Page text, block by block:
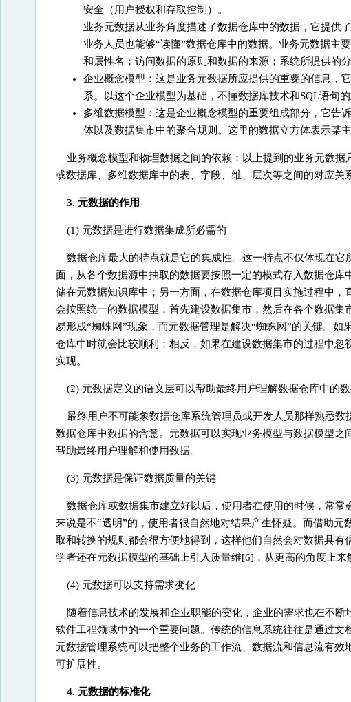
安全（用户授权和存取控制）。
业务元数据从业务角度描述了数据仓库中的数据，它提供
业务人员也能够“读懂”数据仓库中的数据。业务元数据主
和属性名；访问数据的原则和数据的来源；系统所提供的
企业概念模型：这是业务元数据所应提供的重要的信息，
系。以这个企业模型为基础，不懂数据库技术和SQL语句
多维数据模型：这是企业概念模型的重要组成部分，它告
体以及数据集市中的聚合规则。这里的数据立方体表示某
业务概念模型和物理数据之间的依赖：以上提到的业务元数
或数据库、多维数据库中的表、字段、维、层次等之间的对应关
3. 元数据的作用
(1) 元数据是进行数据集成所必需的
数据仓库最大的特点就是它的集成性。这一特点不仅体现在
面，从各个数据源中抽取的数据要按照一定的模式存入数据仓
储在元数据知识库中；另一方面，在数据仓库项目实施过程中
会按照统一的数据模型，首先建设数据集市，然后在各个数据
易形成“蜘蛛网”现象，而元数据管理是解决“蜘蛛网”的关键。
仓库中时就会比较顺利；相反，如果在建设数据集市的过程中
实现。
(2) 元数据定义的语义层可以帮助最终用户理解数据仓库中的
最终用户不可能象数据仓库系统管理员或开发人员那样熟悉
数据仓库中数据的含意。元数据可以实现业务模型与数据模型
帮助最终用户理解和使用数据。
(3) 元数据是保证数据质量的关键
数据仓库或数据集市建立好以后，使用者在使用的时候，常
来说是不“透明”的，使用者很自然地对结果产生怀疑。而借助
取和转换的规则都会很方便地得到，这样他们自然会对数据具
学者还在元数据模型的基础上引入质量维[6]，从更高的角度上来
(4) 元数据可以支持需求变化
随着信息技术的发展和企业职能的变化，企业的需求也在不
软件工程领域中的一个重要问题。传统的信息系统往往是通过
元数据管理系统可以把整个业务的工作流、数据流和信息流有
可扩展性。
4. 元数据的标准化